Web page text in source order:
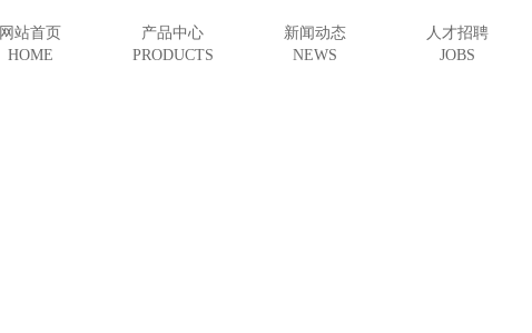
网站首页
HOME
产品中心
PRODUCTS
新闻动态
NEWS
人才招聘
JOBS